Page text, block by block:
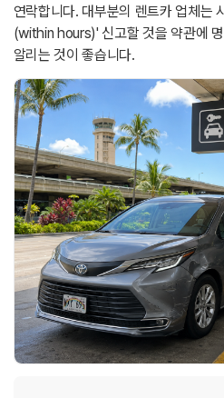
연락합니다. 대부분의 렌트카 업체는
(within hours)' 신고할 것을 약관에
알리는 것이 좋습니다.